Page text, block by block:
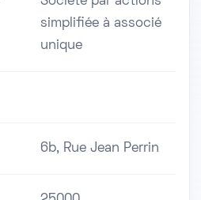
simplifiée à associé
unique
6b, Rue Jean Perrin